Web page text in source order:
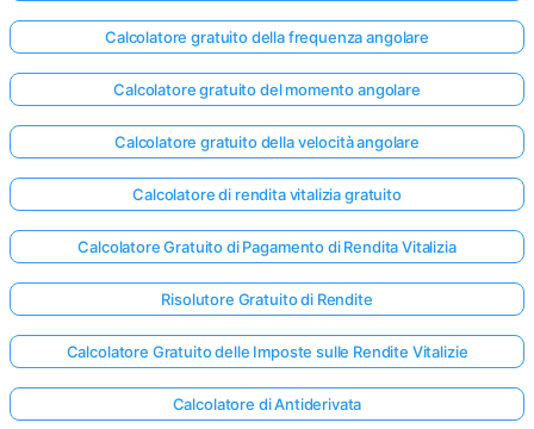
Calcolatore gratuito della frequenza angolare
Calcolatore gratuito del momento angolare
Calcolatore gratuito della velocità angolare
Calcolatore di rendita vitalizia gratuito
Calcolatore Gratuito di Pagamento di Rendita Vitalizia
Risolutore Gratuito di Rendite
Calcolatore Gratuito delle Imposte sulle Rendite Vitalizie
Calcolatore di Antiderivata